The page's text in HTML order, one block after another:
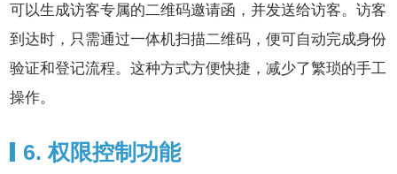
可以生成访客专属的二维码邀请函，并发送给访客。访客
到达时，只需通过一体机扫描二维码，便可自动完成身份
验证和登记流程。这种方式方便快捷，减少了繁琐的手工
操作。
6. 权限控制功能